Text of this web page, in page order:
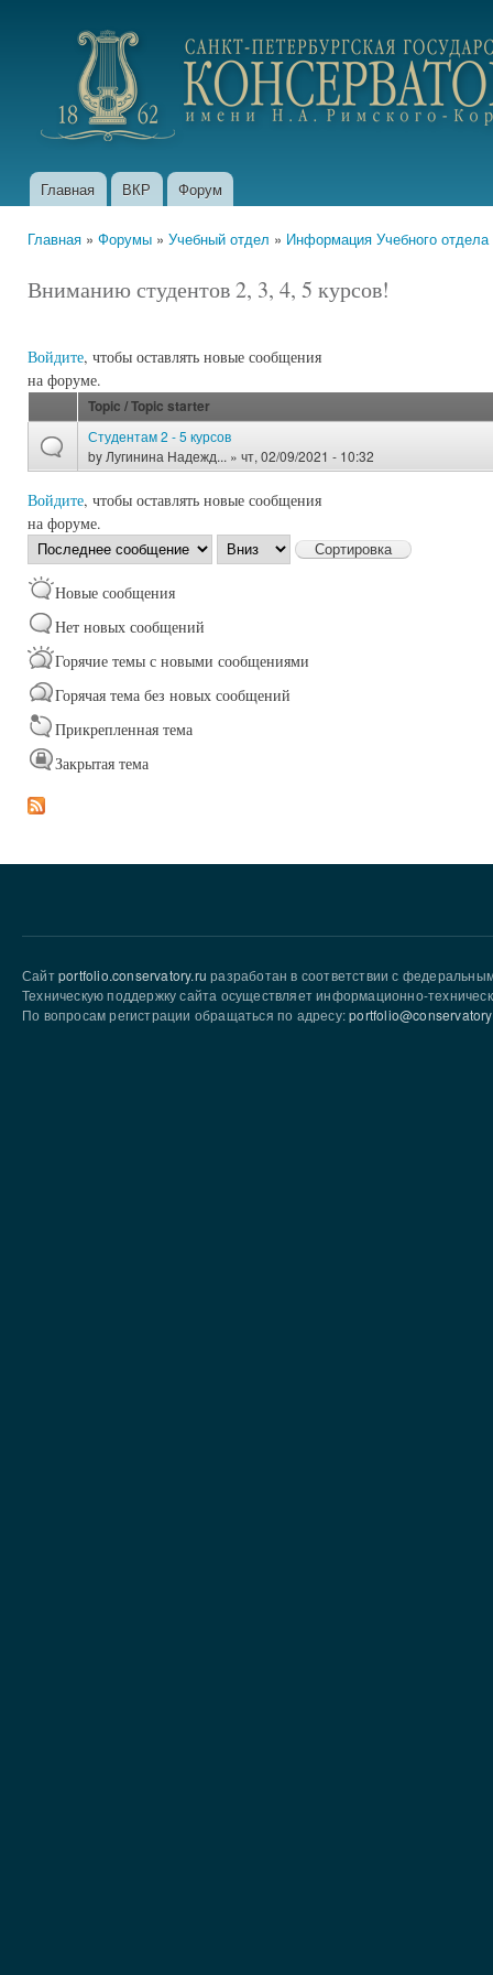
portfolio.conservatory.ru
Главное меню
Главная ВКР Форум
Главная » Форумы » Учебный отдел » Информация Учебного отдела
Вниманию студентов 2, 3, 4, 5 курсов!
Войдите, чтобы оставлять новые сообщения
на форуме.
Topic / Topic starter
Студентам 2 - 5 курсов
by Лугинина Надежд... » чт, 02/09/2021 - 10:32
Войдите, чтобы оставлять новые сообщения
на форуме.
Сортировка
по
Сортировка
Новые сообщения
Нет новых сообщений
Горячие темы с новыми сообщениями
Горячая тема без новых сообщений
Прикрепленная тема
Закрытая тема
Сайтportfolio.conservatory.ru разработан в соответствии с
Техническую поддержку сайта осуществляет информационно-
По вопросам регистрации обращаться по адресу: